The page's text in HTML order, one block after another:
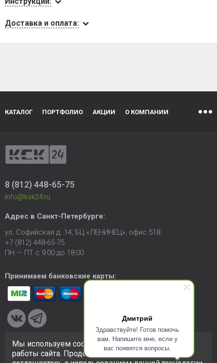
Дмитрий
Здравствуйте! Готов помочь
вам. Напишите мне, если у
вас появятся вопросы.
Доставка и оплата:
КАТАЛОГ ПОРТФОЛИО АКЦИИ О КОМПАНИИ
8 (812) 448-65-75
info@ksk24.ru
Адрес в Санкт-Петербурге:
ул. Софийская д. 14, БЦ «ЛЕНИНЕЦ», офис 518
+7 (812) 448-65-75
ПН — ПТ с 9:00 до 18:00
Принимаем банковские карты:
© 2005-2026 ООО «КСК». Сайт https://ksk24.ruсоздан
исключительно в информационных целях и любая информация
Мы используем cookie-файлы для улучшения
работы сайта. Продолжая использовать сайт, вы